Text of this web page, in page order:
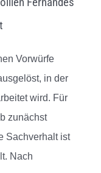
Vorwürfe
in der
wird. Für
zunächst
Sachverhalt ist
Nach